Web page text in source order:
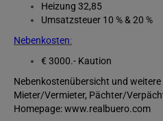
Heizung 32,85
Umsatzsteuer 10 % & 20 %
Nebenkosten:
€ 3000.- Kaution
Nebenkostenübersicht und
Mieter/Vermieter, Pächter/
Homepage: www.realbuero.com